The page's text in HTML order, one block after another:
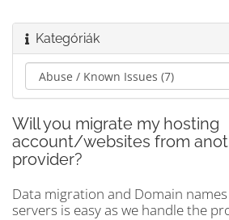
Kategóriák
Will you migrate my hosting
account/websites from
provider?
Data migration and Domain
servers is easy as we handle the